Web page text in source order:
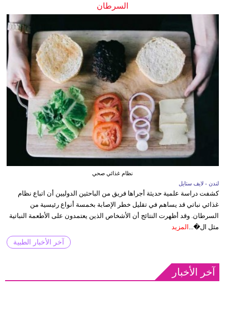
السرطان
نظام غذائي صحي
لندن - لايف ستايل
كشفت دراسة علمية حديثة أجراها فريق من الباحثين الدوليين أن اتباع نظام
غذائي نباتي قد يساهم في تقليل خطر الإصابة بخمسة أنواع رئيسية من
السرطان. وقد أظهرت النتائج أن الأشخاص الذين يعتمدون على الأطعمة النباتية
مثل ال�...
المزيد
آخر الأخبار الطبية
آخر الأخبار